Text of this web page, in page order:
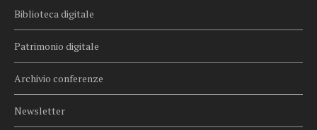
Biblioteca digitale
Patrimonio digitale
Archivio conferenze
Newsletter